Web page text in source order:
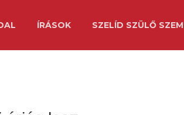
ÍRÁSOK SZELÍD SZÜLŐ